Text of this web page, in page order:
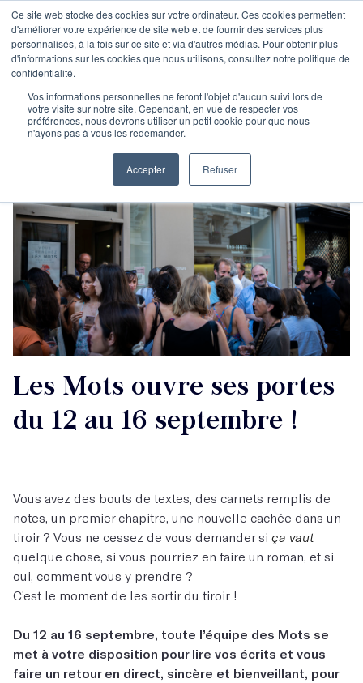
Ce site web stocke des cookies sur votre ordinateur. Ces cookies permettent
d'améliorer votre expérience de site web et de fournir des services plus
personnalisés, à la fois sur ce site et via d'autres médias. Pour obtenir plus
d'informations sur les cookies que nous utilisons, consultez notre politique de
confidentialité.
Vos informations personnelles ne feront l'objet d'aucun suivi lors de
votre visite sur notre site. Cependant, en vue de respecter vos
préférences, nous devrons utiliser un petit cookie pour que nous
n'ayons pas à vous les redemander.
Accepter Refuser
Les Mots ouvre ses portes
du 12 au 16 septembre !
Vous avez des bouts de textes, des carnets remplis de
notes, un premier chapitre, une nouvelle cachée dans un
tiroir ? Vous ne cessez de vous demander si ça vaut
quelque chose, si vous pourriez en faire un roman, et si
oui, comment vous y prendre ?
C’est le moment de les sortir du tiroir !
Du 12 au 16 septembre, toute l’équipe des Mots se
met à votre disposition pour lire vos écrits et vous
faire un retour en direct, sincère et bienveillant, pour